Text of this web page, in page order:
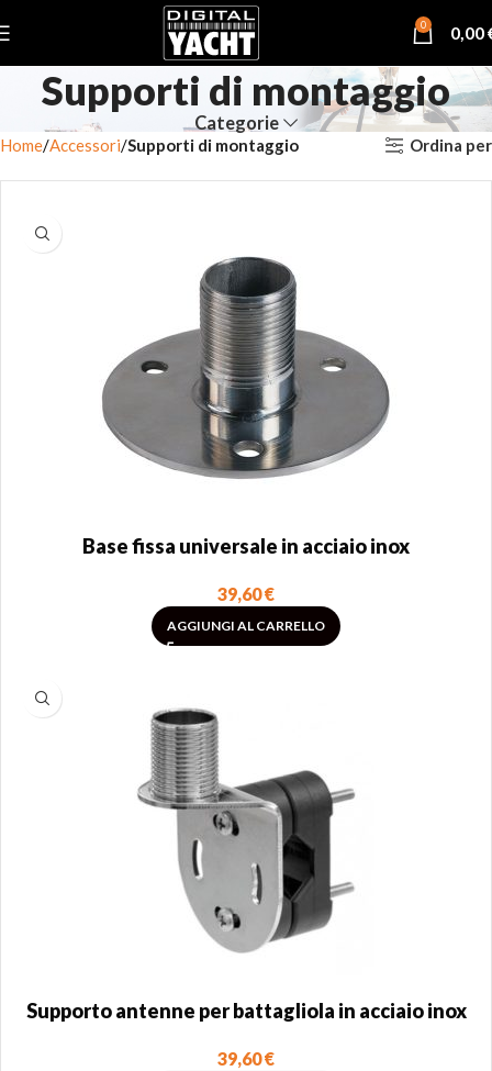
0 0,00
Supporti di montaggio
Categorie
Home Accessori Supporti di montaggio Ordina per
Base fissa universale in acciaio inox
39,60€
AGGIUNGI AL CARRELLO
Supporto antenne per battagliola in acciaio inox
39,60€